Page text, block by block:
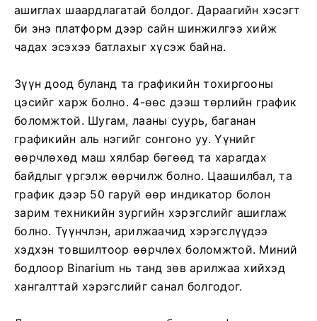
ашиглах шаардлагатай болдог. Дараагийн хэсэгт
би энэ платформ дээр сайн шинжилгээ хийж
чадах эсэхээ батлахыг хүсэж байна.
Зүүн доод буланд та графикийн тохиргооны
цэсийг харж болно. 4-өөс дээш төрлийн график
боломжтой. Шугам, лааны суурь, баганан
графикийн аль нэгийг сонгоно уу. Үүнийг
өөрчлөхөд маш хялбар бөгөөд та харагдах
байдлыг үргэлж өөрчилж болно. Цаашилбал, та
график дээр 50 гаруй өөр индикатор болон
зарим техникийн зургийн хэрэгслийг ашиглаж
болно. Түүнчлэн, арилжаачид хэрэгслүүдээ
хэдхэн товшилтоор өөрчлөх боломжтой. Миний
бодлоор Binarium нь танд зөв арилжаа хийхэд
хангалттай хэрэгслийг санал болгодог.